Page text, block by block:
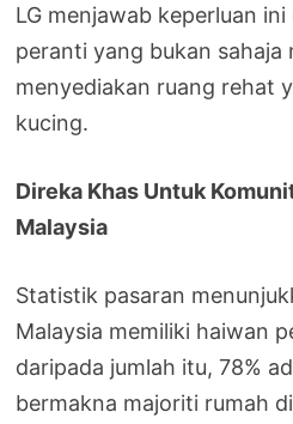
LG menjawab keperluan
peranti yang bukan sahaja
menyediakan ruang rehat
kucing.
Direka Khas Untuk
Malaysia
Statistik pasaran
Malaysia memiliki haiwan
daripada jumlah itu, 78%
bermakna majoriti rumah